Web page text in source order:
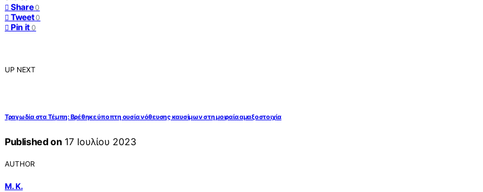
Share 0
Tweet 0
Pin it 0
UP NEXT
Τραγωδία στα Τέμπη: Βρέθηκε ύποπτη ουσία νόθευσης καυσίμων στη μοιραία αμαξοστοιχία
Published on 17 Ιουλίου 2023
AUTHOR
Μ. Κ.